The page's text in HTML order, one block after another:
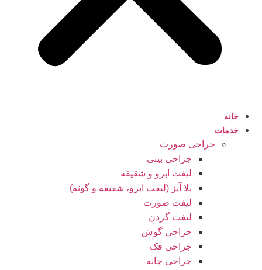
خانه
خدمات
جراحی صورت
جراحی بینی
لیفت ابرو و شقیقه
بلا آیز (لیفت ابرو، شقیقه و گونه)
لیفت صورت
لیفت گردن
جراحی گوش
جراحی فک
جراحی چانه